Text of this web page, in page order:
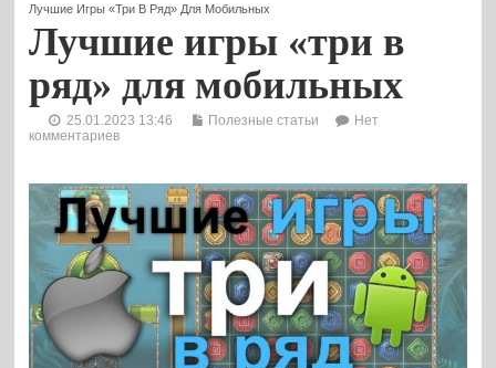
Лучшие Игры «три В Ряд» Для Мобильных
Лучшие игры «три в
ряд» для мобильных
25.01.2023 13:46 Полезные статьи
Нет
комментариев